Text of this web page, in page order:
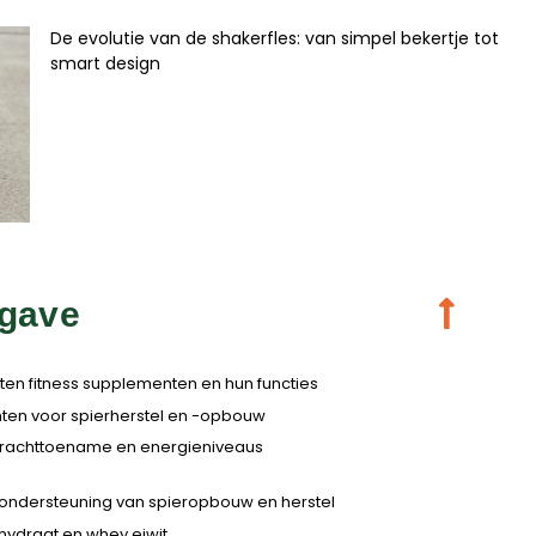
De evolutie van de shakerfles: van simpel bekertje tot
smart design
fitness supplementen en hun functies
voor spierherstel en -opbouw
en energieniveaus
van spieropbouw en herstel